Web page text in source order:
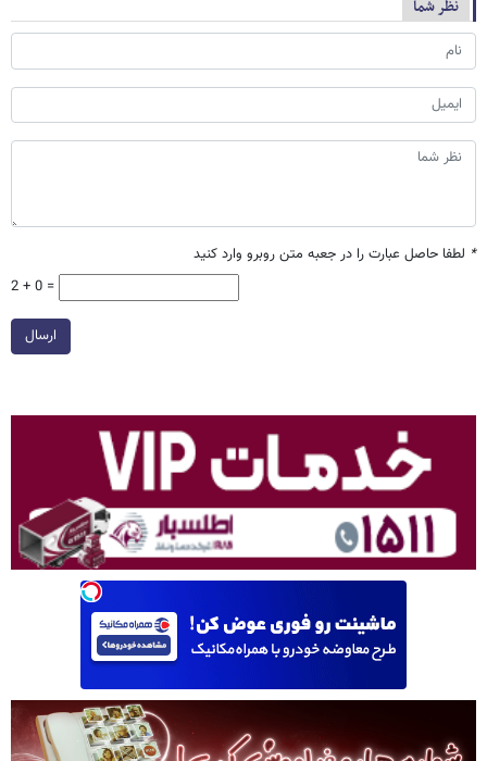
نظر شما
* لطفا حاصل عبارت را در جعبه متن روبرو وارد کنید
2 + 0 =
ارسال